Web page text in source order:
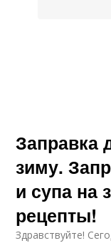
Заправка
зиму.
и супа на
рецепты!
Здравствуйте!